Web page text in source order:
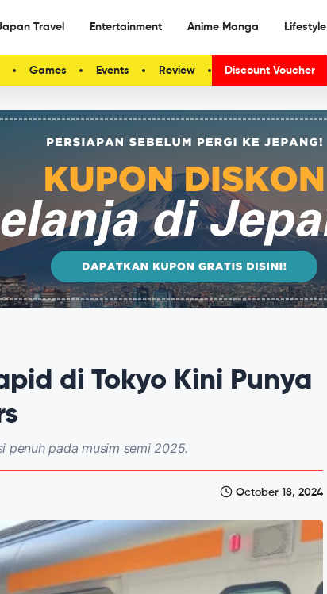
Travel Entertainment Anime Manga Lifestyle
Games Events Review Discount Voucher
di Tokyo Kini Punya
penuh pada musim semi 2025.
October 18, 2024